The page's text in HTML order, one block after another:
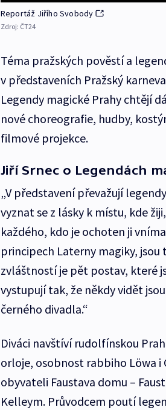
Reportáž Jiřího Svobody
Zdroj: ČT24
Téma pražských pověstí a
v představeních Pražský
Legendy magické Prahy chtějí
nové choreografie, hudby,
filmové projekce.
Jiří Srnec o Legendách
„V představení převažují
vyznat se z lásky k místu, kde
každého, kdo je ochoten ji
principech Laterny magiky,
zvláštností je pět postav, které
vystupují tak, že někdy vidět
černého divadla.“
Diváci navštíví rudolfínskou
orloje, osobnost rabbiho Löwa i
obyvateli Faustava domu –
Kelleym. Průvodcem poutí